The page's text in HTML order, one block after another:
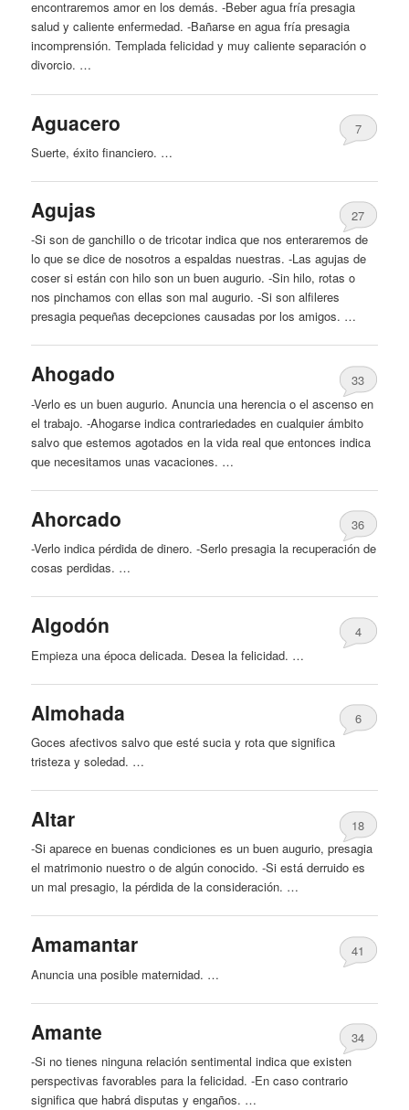
encontraremos amor en los demás. -Beber agua fría presagia
salud y caliente enfermedad. -Bañarse en agua fría presagia
incomprensión. Templada felicidad y muy caliente separación o
divorcio. …
Aguacero
7
Suerte, éxito financiero. …
Agujas
27
-Si son de ganchillo o de tricotar indica que nos enteraremos de
lo que se dice de nosotros a espaldas nuestras. -Las agujas de
coser si están con hilo son un buen augurio. -Sin hilo, rotas o
nos pinchamos con ellas son mal augurio. -Si son alfileres
presagia pequeñas decepciones causadas por los amigos. …
Ahogado
33
-Verlo es un buen augurio. Anuncia una herencia o el ascenso en
el trabajo. -Ahogarse indica contrariedades en cualquier ámbito
salvo que estemos agotados en la vida real que entonces indica
que necesitamos unas vacaciones. …
Ahorcado
36
-Verlo indica pérdida de dinero. -Serlo presagia la recuperación de
cosas perdidas. …
Algodón
4
Empieza una época delicada. Desea la felicidad. …
Almohada
6
Goces afectivos salvo que esté sucia y rota que significa
tristeza y soledad. …
Altar
18
-Si aparece en buenas condiciones es un buen augurio, presagia
el matrimonio nuestro o de algún conocido. -Si está derruido es
un mal presagio, la pérdida de la consideración. …
Amamantar
41
Anuncia una posible maternidad. …
Amante
34
-Si no tienes ninguna relación sentimental indica que existen
perspectivas favorables para la felicidad. -En caso contrario
significa que habrá disputas y engaños. …